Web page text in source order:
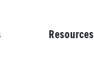
Resources